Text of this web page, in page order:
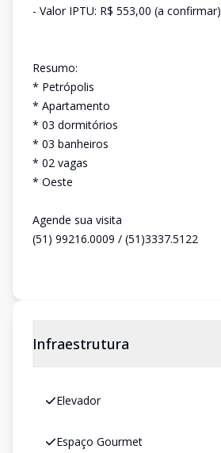
- Valor IPTU: R$ 553,00 (a confirmar)
Resumo:
* Petrópolis
* Apartamento
* 03 dormitórios
* 03 banheiros
* 02 vagas
* Oeste
Agende sua visita
(51) 99216.0009 / (51)3337.5122
Infraestrutura
Elevador
Espaço Gourmet